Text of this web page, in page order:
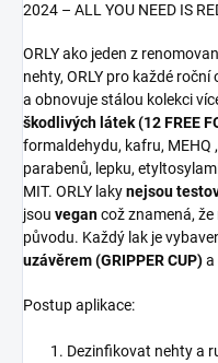
2024 – ALL YOU NEED IS
ORLY ako jeden z
nehty, ORLY pro každé
a obnovuje stálou kolekci
škodlivých látek (12 FREE
formaldehydu, kafru,
parabenů, lepku,
MIT. ORLY lakynejsou
jsou vegancož znamená,
původu. Každý lak je
uzávěrem (GRIPPER CUP)a
Postup aplikace:
Dezinfikovat nehty a